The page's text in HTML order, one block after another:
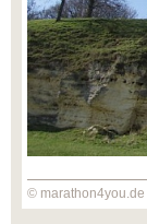
© marathon4you.de